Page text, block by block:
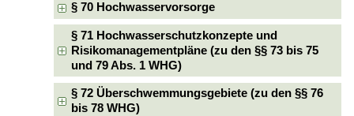
§ 70 Hochwasservorsorge
§ 71 Hochwasserschutzkonzepte und
Risikomanagementpläne (zu den §§ 73 bis 75
und 79 Abs. 1 WHG)
§ 72 Überschwemmungsgebiete (zu den §§ 76
bis 78 WHG)